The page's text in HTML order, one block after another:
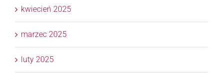
kwiecień 2025
marzec 2025
luty 2025